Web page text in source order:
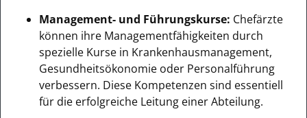
Management- und Führungskurse: Chefärzte
können ihre Managementfähigkeiten durch
spezielle Kurse in Krankenhausmanagement,
Gesundheitsökonomie oder Personalführung
verbessern. Diese Kompetenzen sind essentiell
für die erfolgreiche Leitung einer Abteilung.